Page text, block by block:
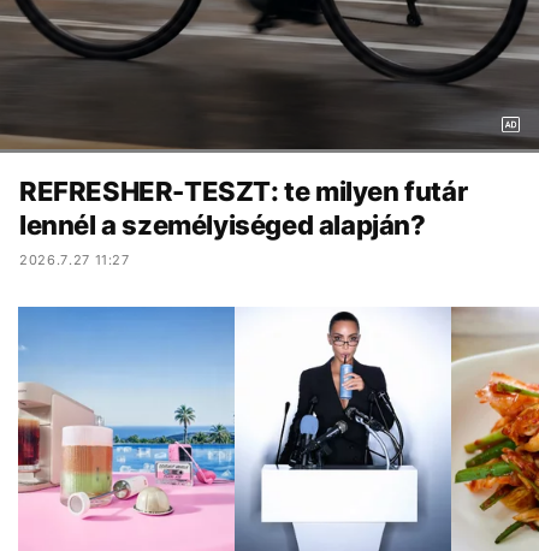
REFRESHER-TESZT: te milyen futár
lennél a személyiséged alapján?
2026.7.27 11:27